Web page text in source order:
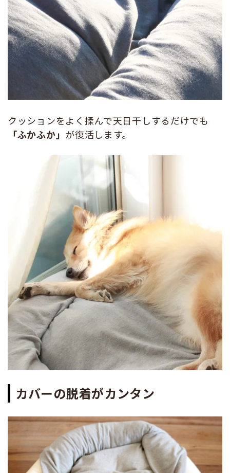
クッションをよく揉んで天日干しするだけでも
「ふかふか」 が復活します。
カバーの脱着がカンタン